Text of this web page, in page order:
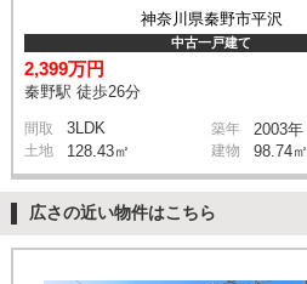
神奈川県秦野市平沢
中古一戸建て
2,399万円
秦野駅 徒歩26分
間取 3LDK 築年 2003年
土地 128.43㎡ 建物 98.74㎡
広さの近い物件はこちら